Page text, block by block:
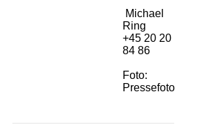
Michael
Ring
+45 20 20
84 86
Foto:
Pressefoto